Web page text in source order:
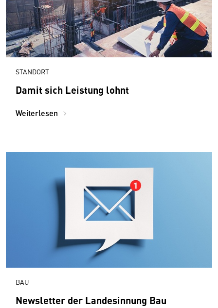
STANDORT
Damit sich Leistung lohnt
Weiterlesen
BAU
Newsletter der Landesinnung Bau